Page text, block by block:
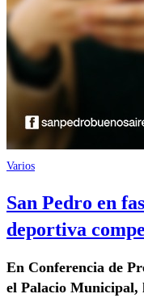
Varios
San Pedro en
deportiva
En Conferencia de
el Palacio Municipal,